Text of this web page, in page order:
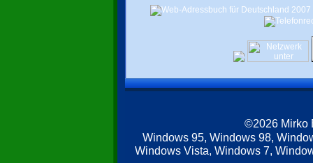
©2026 Mirko
Windows 95, Windows 98,
Windows Vista, Windows 7,